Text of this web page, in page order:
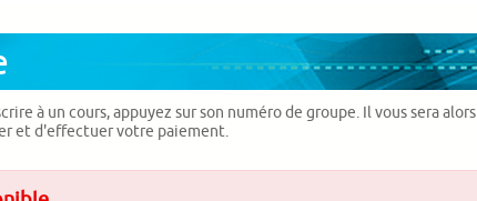
à un cours, appuyez sur son numéro de groupe. Il vous sera alors
et d'effectuer votre paiement.